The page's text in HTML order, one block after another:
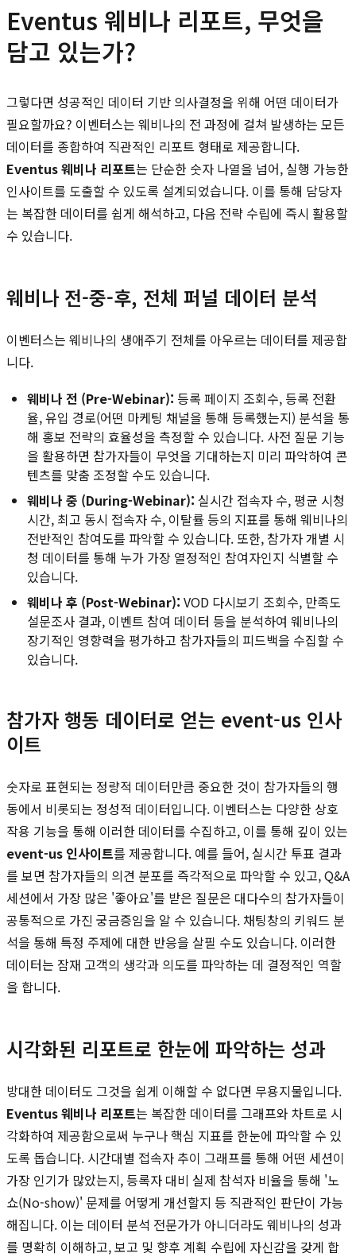
Eventus 웨비나 리포트, 무엇을
담고 있는가?
그렇다면 성공적인 데이터 기반 의사결정을 위해 어떤 데이터가
필요할까요? 이벤터스는 웨비나의 전 과정에 걸쳐 발생하는 모든
데이터를 종합하여 직관적인 리포트 형태로 제공합니다.
Eventus 웨비나 리포트는 단순한 숫자 나열을 넘어, 실행 가능한
인사이트를 도출할 수 있도록 설계되었습니다. 이를 통해 담당자
는 복잡한 데이터를 쉽게 해석하고, 다음 전략 수립에 즉시 활용할
수 있습니다.
웨비나 전-중-후, 전체 퍼널 데이터 분석
이벤터스는 웨비나의 생애주기 전체를 아우르는 데이터를 제공합
니다.
웨비나 전 (Pre-Webinar): 등록 페이지 조회수, 등록 전환
율, 유입 경로(어떤 마케팅 채널을 통해 등록했는지) 분석을 통
해 홍보 전략의 효율성을 측정할 수 있습니다. 사전 질문 기능
을 활용하면 참가자들이 무엇을 기대하는지 미리 파악하여 콘
텐츠를 맞춤 조정할 수도 있습니다.
웨비나 중 (During-Webinar): 실시간 접속자 수, 평균 시청
시간, 최고 동시 접속자 수, 이탈률 등의 지표를 통해 웨비나의
전반적인 참여도를 파악할 수 있습니다. 또한, 참가자 개별 시
청 데이터를 통해 누가 가장 열정적인 참여자인지 식별할 수
있습니다.
웨비나 후 (Post-Webinar): VOD 다시보기 조회수, 만족도
설문조사 결과, 이벤트 참여 데이터 등을 분석하여 웨비나의
장기적인 영향력을 평가하고 참가자들의 피드백을 수집할 수
있습니다.
참가자 행동 데이터로 얻는 event-us 인사
이트
숫자로 표현되는 정량적 데이터만큼 중요한 것이 참가자들의 행
동에서 비롯되는 정성적 데이터입니다. 이벤터스는 다양한 상호
작용 기능을 통해 이러한 데이터를 수집하고, 이를 통해 깊이 있는
event-us 인사이트를 제공합니다. 예를 들어, 실시간 투표 결과
를 보면 참가자들의 의견 분포를 즉각적으로 파악할 수 있고, Q&A
세션에서 가장 많은 '좋아요'를 받은 질문은 대다수의 참가자들이
공통적으로 가진 궁금증임을 알 수 있습니다. 채팅창의 키워드 분
석을 통해 특정 주제에 대한 반응을 살필 수도 있습니다. 이러한
데이터는 잠재 고객의 생각과 의도를 파악하는 데 결정적인 역할
을 합니다.
시각화된 리포트로 한눈에 파악하는 성과
방대한 데이터도 그것을 쉽게 이해할 수 없다면 무용지물입니다.
Eventus 웨비나 리포트는 복잡한 데이터를 그래프와 차트로 시
각화하여 제공함으로써 누구나 핵심 지표를 한눈에 파악할 수 있
도록 돕습니다. 시간대별 접속자 추이 그래프를 통해 어떤 세션이
가장 인기가 많았는지, 등록자 대비 실제 참석자 비율을 통해 '노
쇼(No-show)' 문제를 어떻게 개선할지 등 직관적인 판단이 가능
해집니다. 이는 데이터 분석 전문가가 아니더라도 웨비나의 성과
를 명확히 이해하고, 보고 및 향후 계획 수립에 자신감을 갖게 합